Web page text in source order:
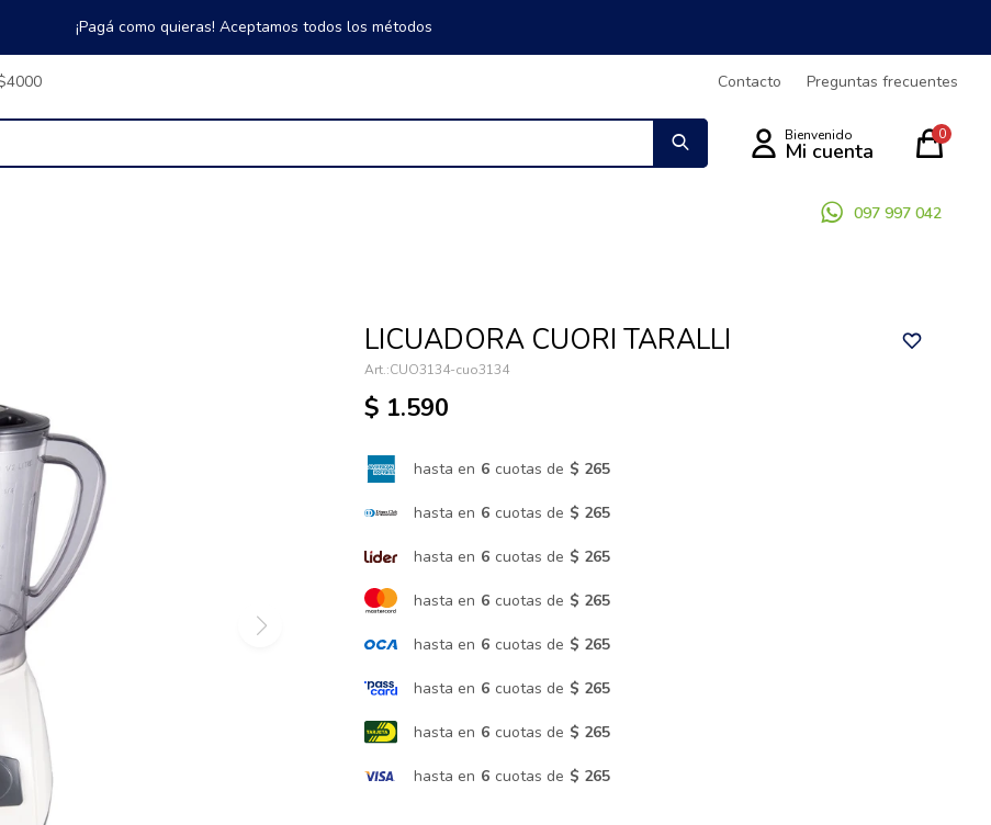
¡Pagá como quieras! Aceptamos todos los métodos
097 997 042
0
Contacto Preguntas frecuentes
LICUADORA CUORI TARALLI
CUO3134-cuo3134
$ 1.590
hasta en 6 cuotas de $ 265
hasta en 6 cuotas de $ 265
hasta en 6 cuotas de $ 265
hasta en 6 cuotas de $ 265
hasta en 6 cuotas de $ 265
hasta en 6 cuotas de $ 265
hasta en 6 cuotas de $ 265
hasta en 6 cuotas de $ 265